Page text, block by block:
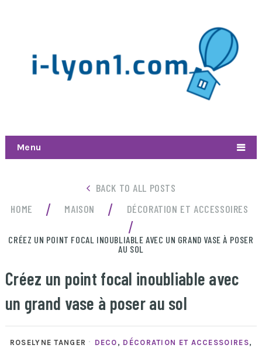
Menu
BACK TO ALL POSTS
HOME
/ MAISON / DÉCORATION ET ACCESSOIRES
/
CRÉEZ UN POINT FOCAL INOUBLIABLE AVEC UN GRAND VASE À POSER
AU SOL
Créez un point focal inoubliable avec
un grand vase à poser au sol
ROSELYNE TANGER DECO , DÉCORATION ET ACCESSOIRES,